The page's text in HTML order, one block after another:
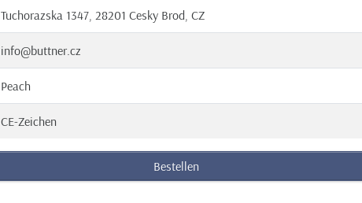
Tuchorazska 1347, 28201 Cesky Brod, CZ
info@buttner.cz
Peach
CE-Zeichen
Bestellen